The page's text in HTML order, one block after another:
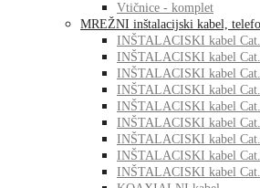
Vtičnice - komplet
MREŽNI inštalacijski kabel,
INŠTALACISKI kabel
INŠTALACISKI kabel
INŠTALACISKI kabel
INŠTALACISKI kabel
INŠTALACISKI kabel
INŠTALACISKI kabel
INŠTALACISKI kabel
INŠTALACISKI kabel
INŠTALACISKI kabel